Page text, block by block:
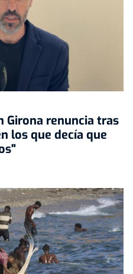
Girona renuncia tras
los que decía que